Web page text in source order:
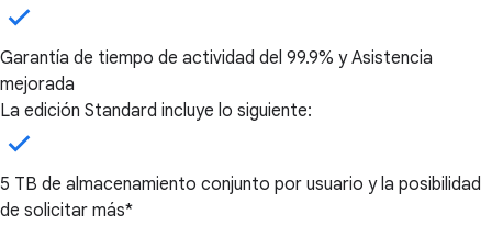
Garantía de tiempo de actividad del 99.9% y Asistencia
mejorada
La edición Standard incluye lo siguiente:
5 TB de almacenamiento conjunto por usuario y la posibilidad
de solicitar más*